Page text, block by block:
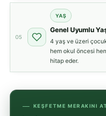
05
YAŞ
Genel Uyumlu
4 yaş ve üzeri
hem okul öncesi
hitap eder.
KEŞFETME MERAKINI